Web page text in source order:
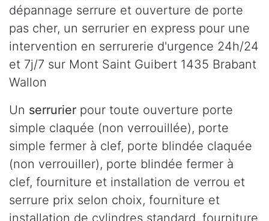
dépannage serrure et ouverture de porte
pas cher, un serrurier en express pour une
intervention en serrurerie d'urgence 24h/24
et 7j/7 sur Mont Saint Guibert 1435 Brabant
Wallon
Un serrurier pour toute ouverture porte
simple claquée (non verrouillée), porte
simple fermer à clef, porte blindée claquée
(non verrouiller), porte blindée fermer à
clef, fourniture et installation de verrou et
serrure prix selon choix, fourniture et